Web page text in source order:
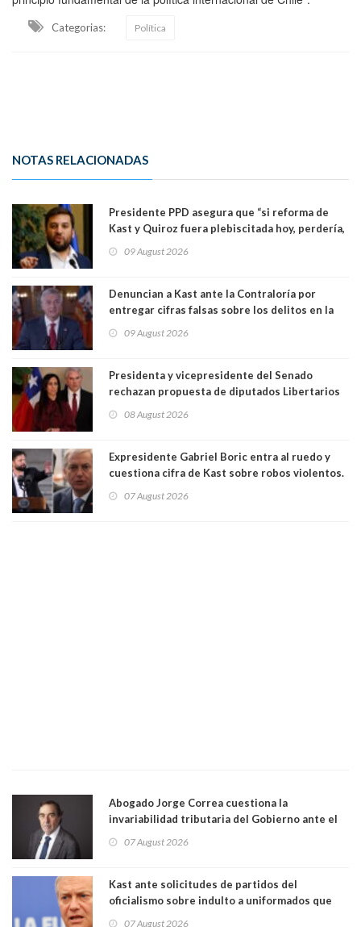
Categorias: Política
NOTAS RELACIONADAS
Presidente PPD asegura que “si reforma de
Kast y Quiroz fuera plebiscitada hoy, perdería,
a favor de la oposición, sería una victoria de la
09 August 2026
Denuncian a Kast ante la Contraloría por
entregar cifras falsas sobre los delitos en la
09 August 2026
Presidenta y vicepresidente del Senado
rechazan propuesta de diputados Libertarios
"Constituye un camino equivocado"
08 August 2026
Expresidente Gabriel Boric entra al ruedo y
cuestiona cifra de Kast sobre robos violentos.
07 August 2026
Abogado Jorge Correa cuestiona la
invariabilidad tributaria del Gobierno ante el
democracia” y "defendemos la alternancia en el
07 August 2026
Kast ante solicitudes de partidos del
oficialismo sobre indulto a uniformados que
07 August 2026